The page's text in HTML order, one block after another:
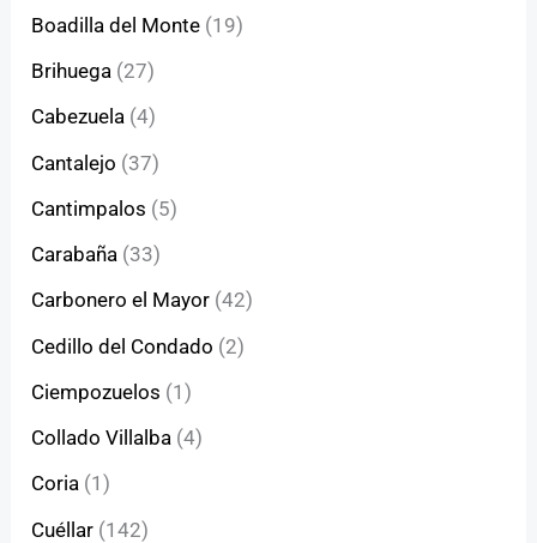
Boadilla del Monte (19)
Brihuega (27)
Cabezuela (4)
Cantalejo (37)
Cantimpalos (5)
Carabaña (33)
Carbonero el Mayor (42)
Cedillo del Condado (2)
Ciempozuelos (1)
Collado Villalba (4)
Coria (1)
Cuéllar (142)